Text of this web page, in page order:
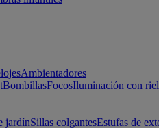
Ambientadores
BombillasFocosIluminación con
jardínSillas colgantesEstufas de